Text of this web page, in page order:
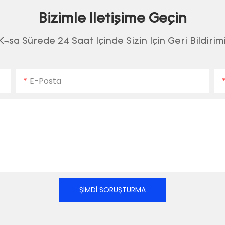
Bizimle Iletişime Geçin
Sürede 24 Saat Içinde Sizin Için Geri
E-Posta
ŞIMDI SORUŞTURMA